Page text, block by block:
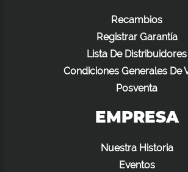
Recambios
Registrar Garantía
Lista De Distribuidores
Condiciones Generales De
Posventa
EMPRESA
Nuestra Historia
Eventos